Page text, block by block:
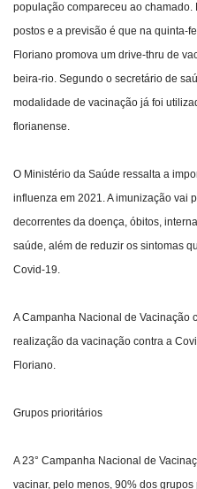
população compareceu ao
postos e a previsão é que na quinta-
Floriano promova um drive-thru de
beira-rio. Segundo o secretário de
modalidade de vacinação já foi
florianense.
O Ministério da Saúde ressalta a
influenza em 2021. A imunização vai
decorrentes da doença, óbitos,
saúde, além de reduzir os sintomas
Covid-19.
A Campanha Nacional de Vacinação
realização da vacinação contra a
Floriano.
Grupos prioritários
A 23° Campanha Nacional de
vacinar, pelo menos, 90% dos